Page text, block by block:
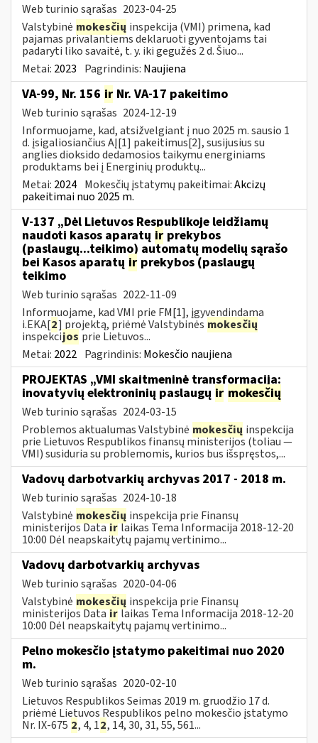
Web turinio sąrašas 2023-04-25
Valstybinė mokesčių inspekcija (VMI) primena, kad
pajamas privalantiems deklaruoti gyventojams tai
padaryti liko savaitė, t. y. iki gegužės 2 d. Šiuo...
Metai: 2023 Pagrindinis: Naujiena
VA-99, Nr. 156 ir Nr. VA-17 pakeitimo
Web turinio sąrašas 2024-12-19
Informuojame, kad, atsižvelgiant į nuo 2025 m. sausio 1
d. įsigaliosiančius AĮ[1] pakeitimus[2], susijusius su
anglies dioksido dedamosios taikymu energiniams
produktams bei į Energinių produktų...
Metai: 2024 Mokesčių įstatymų pakeitimai:Akcizų
pakeitimai nuo 2025 m.
V-137 „Dėl Lietuvos Respublikoje leidžiamų
naudoti kasos aparatų ir prekybos
(paslaugų...teikimo) automatų modelių sąrašo
bei Kasos aparatų ir prekybos (paslaugų
teikimo
Web turinio sąrašas 2022-11-09
Informuojame, kad VMI prie FM[1], įgyvendindama
i.EKA[2] projektą, priėmė Valstybinės mokesčių
inspekcijos prie Lietuvos...
Metai: 2022 Pagrindinis: Mokesčio naujiena
PROJEKTAS „VMI skaitmeninė transformacija:
inovatyvių elektroninių paslaugų ir mokesčių
Web turinio sąrašas 2024-03-15
Problemos aktualumas Valstybinė mokesčių inspekcija
prie Lietuvos Respublikos finansų ministerijos (toliau ―
VMI) susiduria su problemomis, kurios bus išspręstos,...
Vadovų darbotvarkių archyvas 2017 - 2018 m.
Web turinio sąrašas 2024-10-18
Valstybinė mokesčių inspekcija prie Finansų
ministerijos Datairlaikas Tema Informacija 2018-12-20
10:00 Dėl neapskaitytų pajamų vertinimo...
Vadovų darbotvarkių archyvas
Web turinio sąrašas 2020-04-06
Valstybinė mokesčių inspekcija prie Finansų
ministerijos Datairlaikas Tema Informacija 2018-12-20
10:00 Dėl neapskaitytų pajamų vertinimo...
Pelno mokesčio įstatymo pakeitimai nuo 2020
m.
Web turinio sąrašas 2020-02-10
Lietuvos Respublikos Seimas 2019 m. gruodžio 17 d.
priėmė Lietuvos Respublikos pelno mokesčio įstatymo
Nr. IX-675 2, 4, 12, 14, 30, 31, 55, 561...